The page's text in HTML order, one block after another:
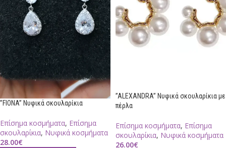
”FIONA” Νυφικά σκουλαρίκια
Επίσημα κοσμήματα, Επίσημα
σκουλαρίκια, Νυφικά κοσμήματα
28.00€
”ALEXANDRA” Νυφικά σκουλαρίκια με
πέρλα
Επίσημα κοσμήματα, Επίσημα
σκουλαρίκια, Νυφικά κοσμήματα
26.00€